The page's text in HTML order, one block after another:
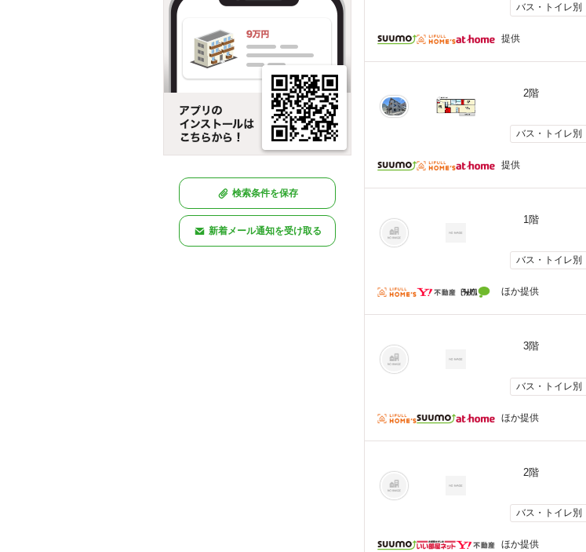
検索条件を保存
新着メール通知を受け取る
バス・トイレ別
提供
2階
バス・トイレ別
提供
1階
バス・トイレ別
ほか提供
3階
バス・トイレ別
ほか提供
2階
バス・トイレ別
ほか提供